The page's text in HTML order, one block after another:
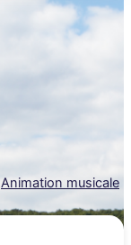
Animation musicale